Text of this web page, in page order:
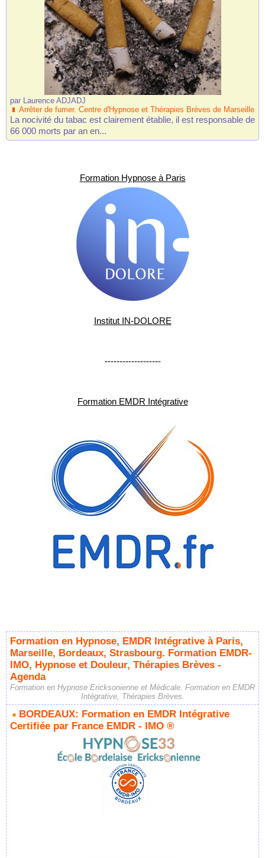
par Laurence ADJADJ
Arrêter de fumer. Centre d'Hypnose et Thérapies Brèves de Marseille
La nocivité du tabac est clairement établie, il est responsable de
66 000 morts par an en...
Formation Hypnose à Paris
Institut IN-DOLORE
-------------------
Formation EMDR Intégrative
Formation en Hypnose, EMDR Intégrative à Paris,
Marseille, Bordeaux, Strasbourg. Formation EMDR-
IMO, Hypnose et Douleur, Thérapies Brèves -
Agenda
Formation en Hypnose Ericksonienne et Médicale. Formation en EMDR
Intégrative, Thérapies Brèves.
BORDEAUX: Formation en EMDR Intégrative
Certifiée par France EMDR - IMO ®